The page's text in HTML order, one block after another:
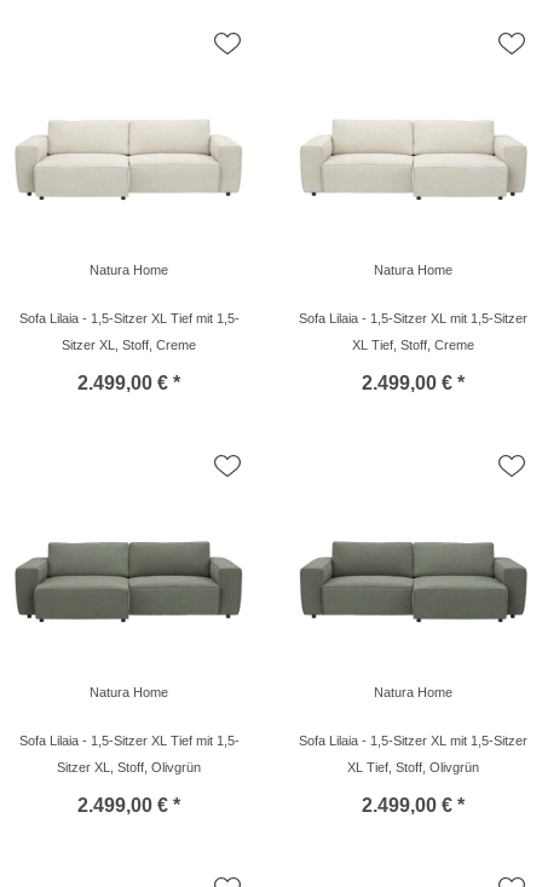
Natura Home
Sofa Lilaia - 1,5-Sitzer XL Tief mit 1,5-
Sitzer XL, Stoff, Creme
2.499,00 € *
Natura Home
Sofa Lilaia - 1,5-Sitzer XL mit 1,5-Sitzer
XL Tief, Stoff, Creme
2.499,00 € *
Natura Home
Sofa Lilaia - 1,5-Sitzer XL Tief mit 1,5-
Sitzer XL, Stoff, Olivgrün
2.499,00 € *
Natura Home
Sofa Lilaia - 1,5-Sitzer XL mit 1,5-Sitzer
XL Tief, Stoff, Olivgrün
2.499,00 € *